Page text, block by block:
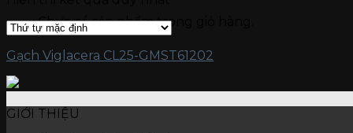
Gạch kích thước 15 x 60
Gạch ốp tường
Đá nung kết Vasta 120 x 280
Chưa có sản phẩm trong giỏ hàng.
Gạch Viglacera CL25-GMST61202
GIỚI THIỆU